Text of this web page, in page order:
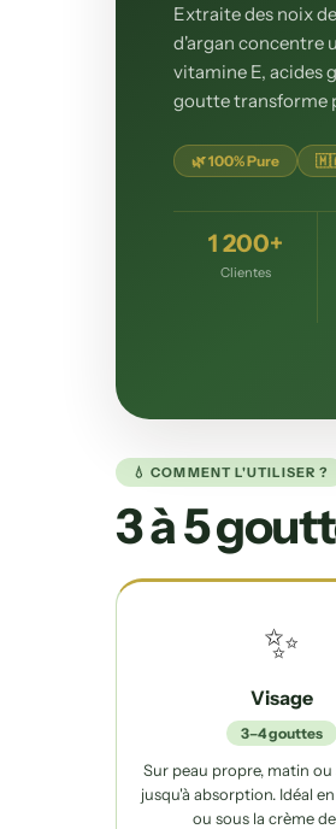
Extraite des noix
d'argan concentre
vitamine E, acides
goutte transforme
🌿 100% Pure
1 200+
Clientes
💧 COMMENT L'UTILISER ?
3 à 5
✨
Visage
3–4 gouttes
Sur peau propre, matin ou
jusqu'à absorption. Idéal
ou sous la crème